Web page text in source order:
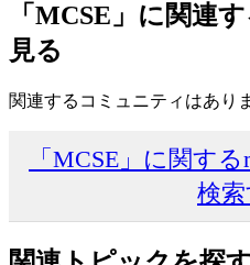
「MCSE」に関連
見る
関連するコミュニティはあり
「MCSE」に関す
検